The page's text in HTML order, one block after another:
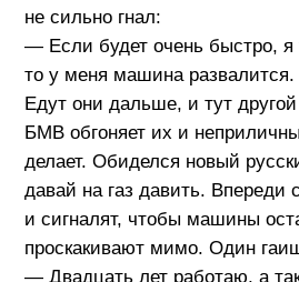
не сильно гнал:
— Если будет очень быстро, я
то у меня машина развалится.
Едут они дальше, и тут
БМВ обгоняет их и
делает. Обиделся новый
давай на газ давить. Впереди
и сигналят, чтобы машины
проскакивают мимо. Один
— Двадцать лет работаю, а